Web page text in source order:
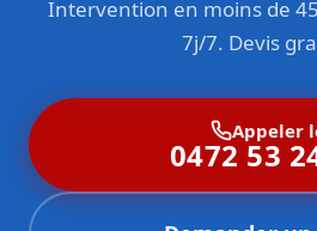
Intervention en moins de
7j/7. Devis
Appeler
0472 53